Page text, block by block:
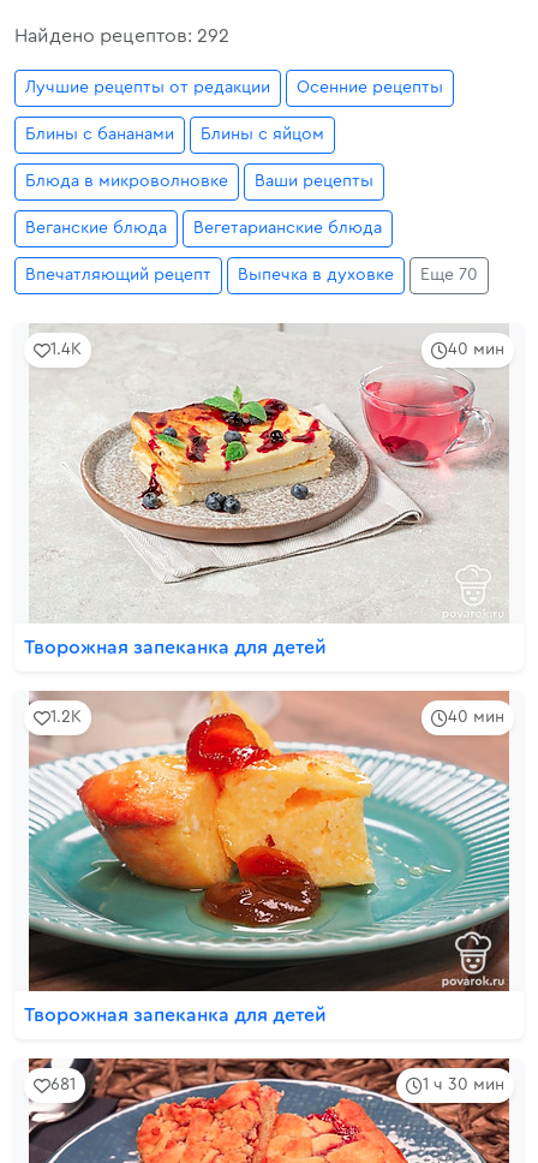
Найдено рецептов: 292
Лучшие рецепты от редакции Осенние рецепты
Блины с бананами Блины с яйцом
Блюда в микроволновке Ваши рецепты
Веганские блюда Вегетарианские блюда
Впечатляющий рецепт Выпечка в духовке Еще 70
40 мин
1.4K
Творожная запеканка для детей
40 мин
1.2K
Творожная запеканка для детей
1 ч 30 мин
681